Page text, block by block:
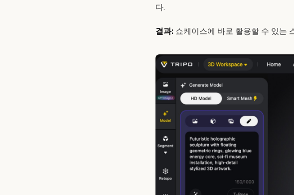
다.
결과: 쇼케이스에 바로 활용할 수 있는